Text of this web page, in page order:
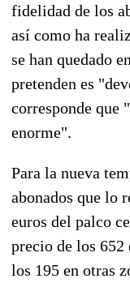
fidelidad de los
así como ha
se han quedado
pretenden es
corresponde que
enorme".
Para la nueva
abonados que lo
euros del palco
precio de los 652
los 195 en otras